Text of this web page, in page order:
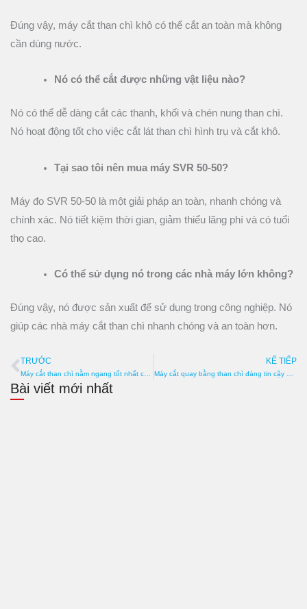
Đúng vậy, máy cắt than chì khô có thể cắt an toàn mà không
cần dùng nước.
Nó có thể cắt được những vật liệu nào?
Nó có thể dễ dàng cắt các thanh, khối và chén nung than chì.
Nó hoạt động tốt cho việc cắt lát than chì hình trụ và cắt khô.
Tại sao tôi nên mua máy SVR 50-50?
Máy đo SVR 50-50 là một giải pháp an toàn, nhanh chóng và
chính xác. Nó tiết kiệm thời gian, giảm thiểu lãng phí và có tuổi
thọ cao.
Có thể sử dụng nó trong các nhà máy lớn không?
Đúng vậy, nó được sản xuất để sử dụng trong công nghiệp. Nó
giúp các nhà máy cắt than chì nhanh chóng và an toàn hơn.
Trước đó
TRƯỚC KẾ TIẾP
Bài viết mới nhất